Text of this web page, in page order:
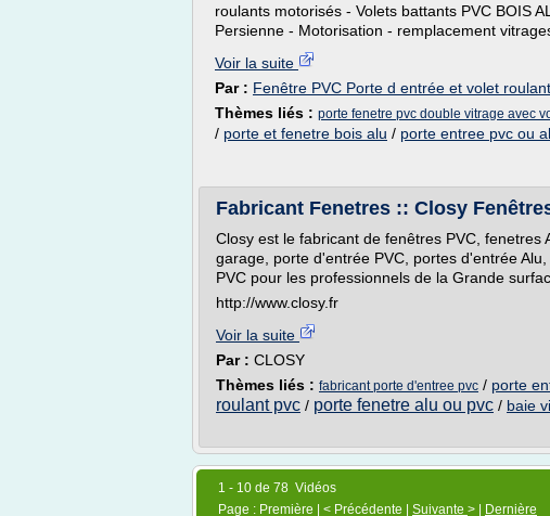
roulants motorisés - Volets battants PVC BOIS
Persienne - Motorisation - remplacement
Voir la suite
Par : Fenêtre PVC Porte d entrée et volet roulant
Thèmes liés : porte fenetre pvc double vitrage avec
/ porte et fenetre bois alu / porte entree pvc ou
Fabricant Fenetres :: Closy
Closy est le fabricant de fenêtres PVC, fenetres
garage, porte d'entrée PVC, portes d'entrée
PVC pour les professionnels de la Grande
http://www.closy.fr
Voir la suite
Par : CLOSY
Thèmes liés : fabricant porte d'entree pvc / porte
roulant pvc / porte fenetre alu ou pvc / baie
1 - 10 de 78 Vidéos
Page : Première | < Précédente | Suivante > | Dernière